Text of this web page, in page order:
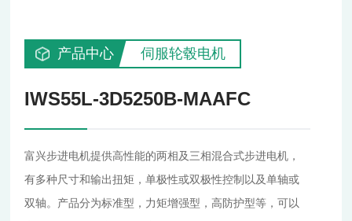
产品中心 伺服轮毂电机
IWS55L-3D5250B-MAAFC
富兴步进电机提供高性能的两相及三相混合式步进电机，
有多种尺寸和输出扭矩，单极性或双极性控制以及单轴或
双轴。产品分为标准型，力矩增强型，高防护型等，可以